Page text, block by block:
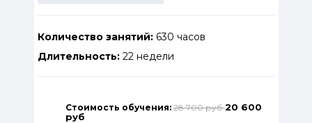
Количество занятий:630 часов
Длительность:22 недели
Стоимость обучения: 28 700 руб20 600
руб